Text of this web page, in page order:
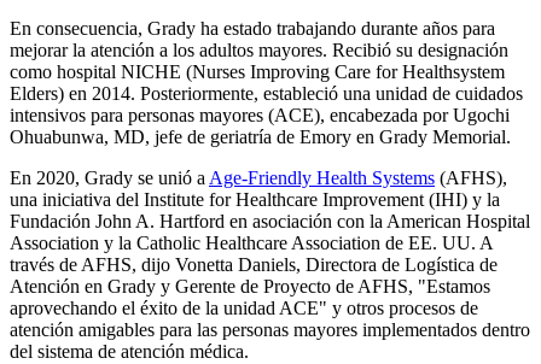
En consecuencia, Grady ha estado trabajando durante años para
mejorar la atención a los adultos mayores. Recibió su designación
como hospital NICHE (Nurses Improving Care for Healthsystem
Elders) en 2014. Posteriormente, estableció una unidad de cuidados
intensivos para personas mayores (ACE), encabezada por Ugochi
Ohuabunwa, MD, jefe de geriatría de Emory en Grady Memorial.
En 2020, Grady se unió a Age-Friendly Health Systems (AFHS),
una iniciativa del Institute for Healthcare Improvement (IHI) y la
Fundación John A. Hartford en asociación con la American Hospital
Association y la Catholic Healthcare Association de EE. UU. A
través de AFHS, dijo Vonetta Daniels, Directora de Logística de
Atención en Grady y Gerente de Proyecto de AFHS, "Estamos
aprovechando el éxito de la unidad ACE" y otros procesos de
atención amigables para las personas mayores implementados dentro
del sistema de atención médica.